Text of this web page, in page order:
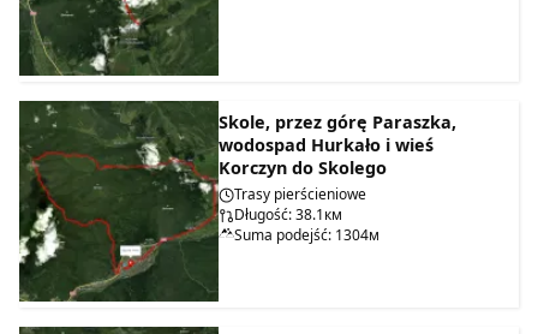
Skole, przez górę Paraszka,
wodospad Hurkało i wieś
Korczyn do Skolego
Trasy pierścieniowe
Długość: 38.1км
Suma podejść: 1304м